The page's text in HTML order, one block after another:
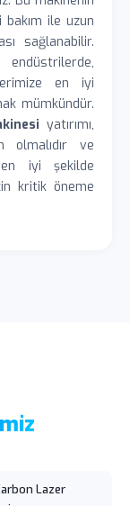
ile uzun
sağlanabilir.
endüstrilerde,
en iyi
mümkündür.
yatırımı,
ve
en iyi şekilde
kritik öneme
Lazer